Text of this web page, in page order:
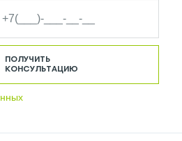
ПОЛУЧИТЬ
КОНСУЛЬТАЦИЮ